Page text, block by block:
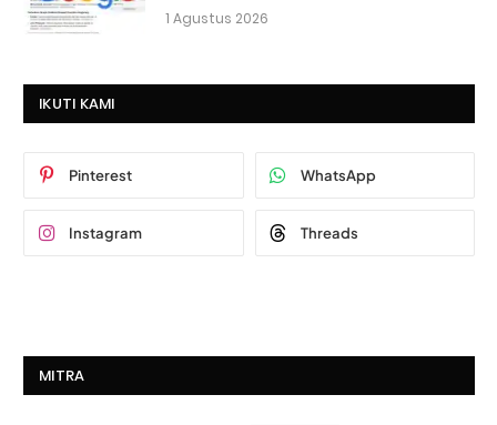
1 Agustus 2026
IKUTI KAMI
Pinterest WhatsApp
Instagram Threads
MITRA